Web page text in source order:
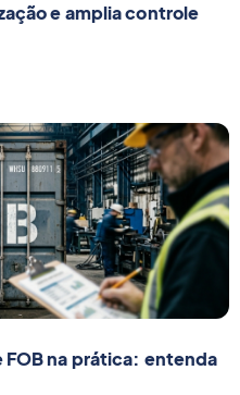
e amplia controle
na prática: entenda